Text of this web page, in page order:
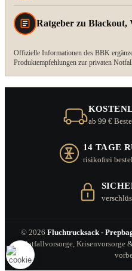
Ratgeber zu
Offizielle Informationen des BBK
Produktempfehlungen zur privaten
ab 99 €
14 TAGE
risikofrei
© 2026 Fluchtrucksack -
Notfallvorsorge, Krisenvorsorge